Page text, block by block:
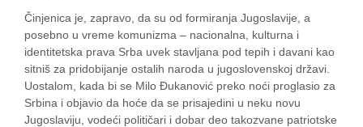
Činjenica je, zapravo, da su od formiranja Jugoslavije, a
posebno u vreme komunizma – nacionalna, kulturna i
identitetska prava Srba uvek stavljana pod tepih i davani kao
sitniš za pridobijanje ostalih naroda u jugoslovenskoj državi.
Uostalom, kada bi se Milo Đukanović preko noći proglasio za
Srbina i objavio da hoće da se prisajedini u neku novu
Jugoslaviju, vodeći političari i dobar deo takozvane patriotske